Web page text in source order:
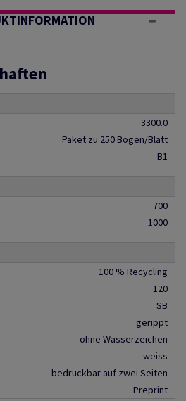
3300.0
Paket zu 250 Bogen/Blatt
B1
700
1000
100 % Recycling
120
SB
gerippt
ohne Wasserzeichen
weiss
bedruckbar auf zwei Seiten
Preprint